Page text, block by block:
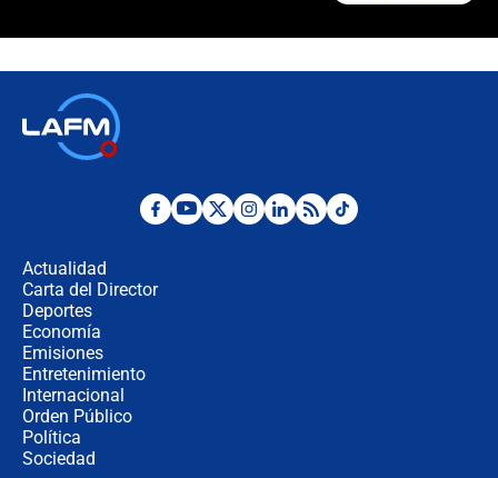
Las razones para escoger al nuevo
Actualidad
Carta del Director
Deportes
Economía
Emisiones
Entretenimiento
Internacional
Orden Público
Política
Sociedad